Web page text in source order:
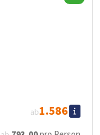
ab1.586